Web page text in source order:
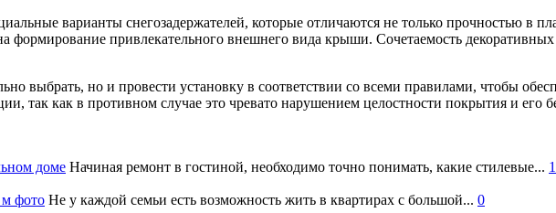
варианты снегозадержателей, которые отличаются не только прочностью в
формирование привлекательного внешнего вида крыши. Сочетаемость декоративных
выбрать, но и провести установку в соответствии со всеми правилами, чтобы
так как в противном случае это чревато нарушением целостности покрытия и его
доме Начиная ремонт в гостиной, необходимо точно понимать, какие стилевые... 1
м фото Не у каждой семьи есть возможность жить в квартирах с большой... 0